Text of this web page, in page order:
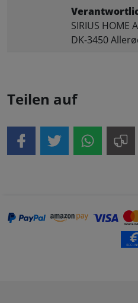
SIRIUS HOME
DK-3450
Teilen auf